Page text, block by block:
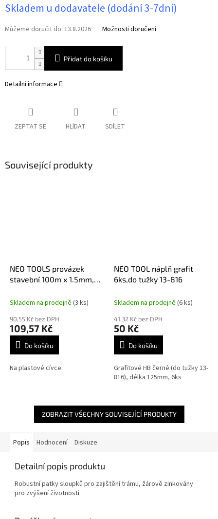
cena:
Skladem u dodavatele (dodání 3-7dní)
Můžeme doručit do: 13.8.2026 Možnosti doručení
Přidat do košíku
Detailní informace
ZEPTAT SE HLÍDAT SDÍLET
Související produkty
NEO TOOLS provázek
stavební 100m x 1.5mm,
Skladem na prodejně (3 ks)
90,55 Kč bez DPH
109,57 Kč
Do košíku
Na plastové cívce.
NEO TOOL náplň grafit
6ks,do tužky 13-816
Skladem na prodejně (6 ks)
41,32 Kč bez DPH
50 Kč
Do košíku
Grafitové HB černé (do tužky 13-
816), délka 125mm, 6ks
ZOBRAZIT VŠECHNY SOUVISEJÍCÍ PRODUKTY
Popis Hodnocení Diskuze
Detailní popis produktu
Robustní patky sloupků pro zajištění trámu, žárově zinkovány
pro zvýšení životnosti.